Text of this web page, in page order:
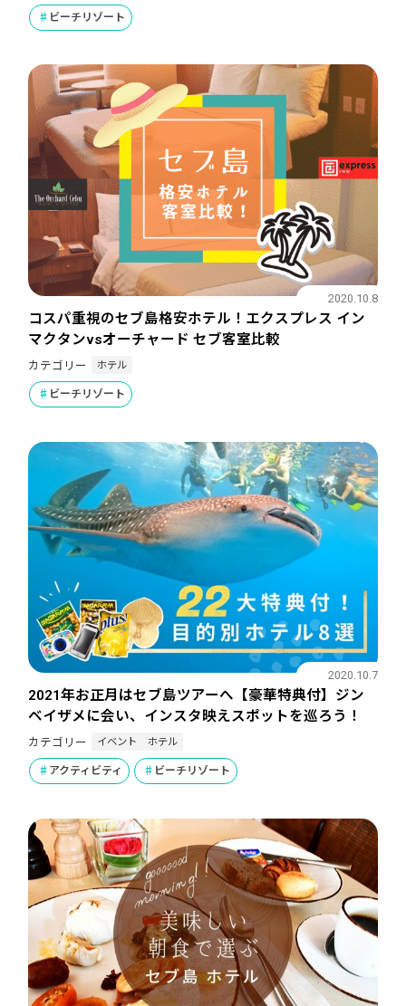
ビーチリゾート
コスパ重視のセブ島格安ホテル！エクスプレス イン
マクタンvsオーチャード セブ客室比較
2020.10.8
カテゴリー ホテル
ビーチリゾート
2021年お正月はセブ島ツアーへ【豪華特典付】ジン
ベイザメに会い、インスタ映えスポットを巡ろう！
2020.10.7
カテゴリー イベント ホテル
アクティビティ ビーチリゾート